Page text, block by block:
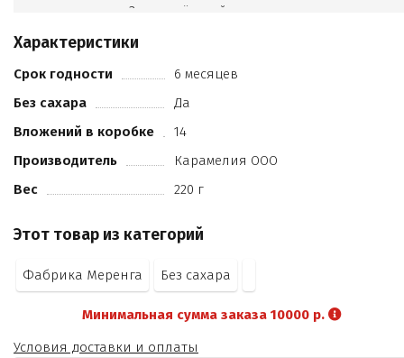
цитрат натрия 3-замещённый; ароматизаторы
«Апельсин»
«Грейпфрут»; красители пищевые кармины
экстракт паприки.
Характеристики
Срок годности
6 месяцев
Без сахара
Да
Вложений в коробке
14
Производитель
Карамелия ООО
Вес
220 г
Этот товар из категорий
Фабрика Меренга Без сахара
Минимальная сумма заказа 10000 р.
Условия доставки и оплаты